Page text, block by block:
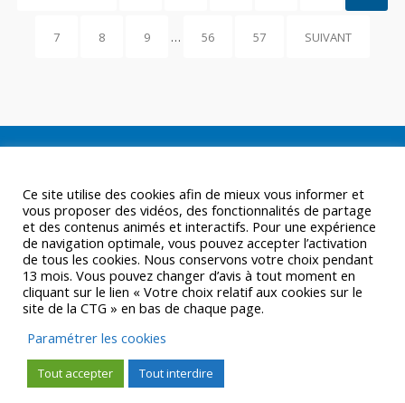
7 8 9 … 56 57 SUIVANT
© CTGUYANE 2016 |MENTIONS LÉGALES
Ce site utilise des cookies afin de mieux vous informer et
vous proposer des vidéos, des fonctionnalités de partage
et des contenus animés et interactifs. Pour une expérience
de navigation optimale, vous pouvez accepter l’activation
de tous les cookies. Nous conservons votre choix pendant
13 mois. Vous pouvez changer d’avis à tout moment en
cliquant sur le lien « Votre choix relatif aux cookies sur le
site de la CTG » en bas de chaque page.
Paramétrer les cookies
Tout accepter Tout interdire